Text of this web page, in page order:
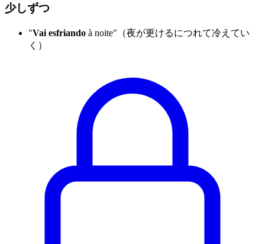
少しずつ
"Vai esfriando à noite"（夜が更けるにつれて冷えてい
く）